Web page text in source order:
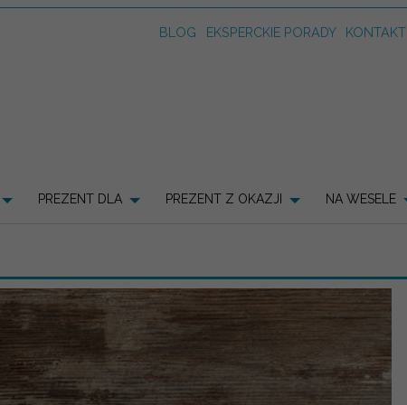
BLOG EKSPERCKIE PORADY KONTAKT
PREZENT DLA PREZENT Z OKAZJI NA WESELE